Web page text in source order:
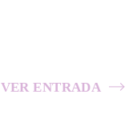
VER ENTRADA